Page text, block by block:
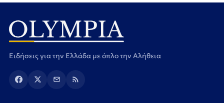
Ειδήσεις για την Ελλάδα με όπλο την Αλήθεια